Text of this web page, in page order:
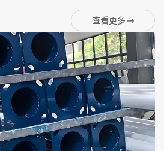
查看更多